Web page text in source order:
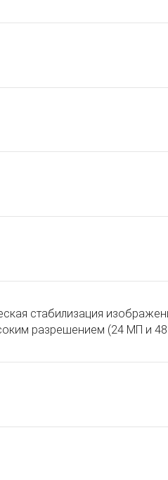
стабилизация
разрешением (24 МП и